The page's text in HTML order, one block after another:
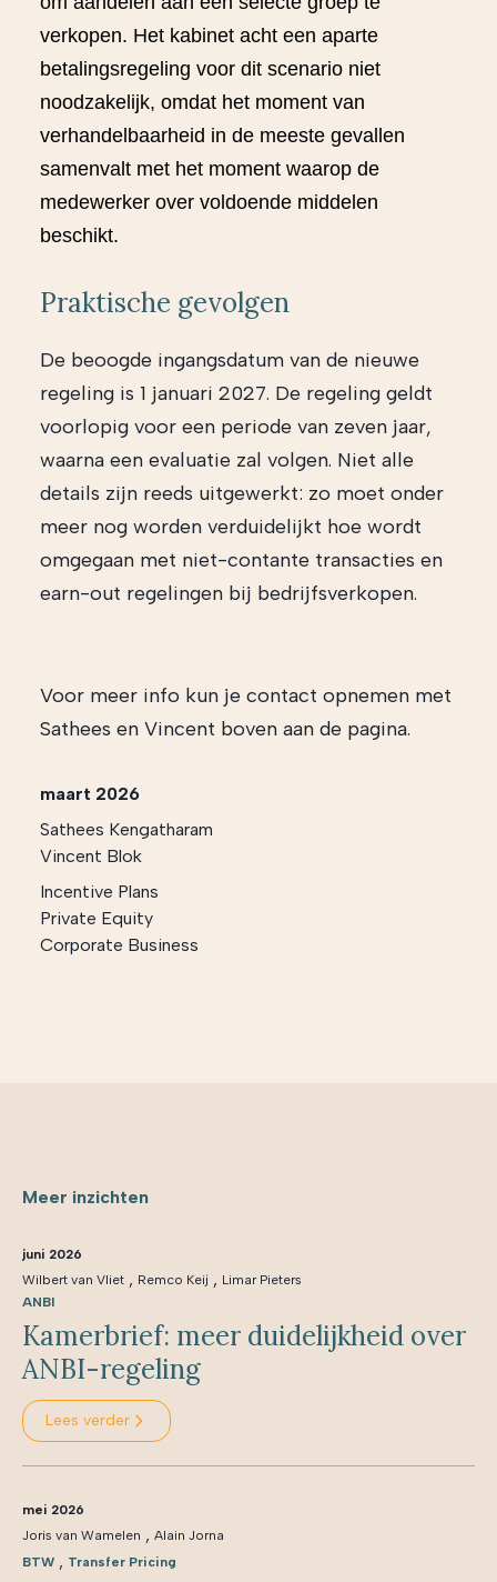
verkopen. Het kabinet acht een aparte
betalingsregeling voor dit scenario niet
noodzakelijk, omdat het moment van
verhandelbaarheid in de meeste gevallen
samenvalt met het moment waarop de
medewerker over voldoende middelen
beschikt.
Praktische gevolgen
De beoogde ingangsdatum van de nieuwe
regeling is 1 januari 2027. De regeling geldt
voorlopig voor een periode van zeven jaar,
waarna een evaluatie zal volgen. Niet alle
details zijn reeds uitgewerkt: zo moet onder
meer nog worden verduidelijkt hoe wordt
omgegaan met niet-contante transacties en
earn-out regelingen bij bedrijfsverkopen.
Voor meer info kun je contact opnemen met
Sathees en Vincent boven aan de pagina.
maart 2026
Sathees Kengatharam
Vincent Blok
Incentive Plans
Private Equity
Corporate Business
Meer inzichten
juni 2026
Wilbert van Vliet , Remco Keij , Limar Pieters
ANBI
Kamerbrief: meer duidelijkheid over
ANBI-regeling
Lees verder
mei 2026
Joris van Wamelen , Alain Jorna
BTW , Transfer Pricing